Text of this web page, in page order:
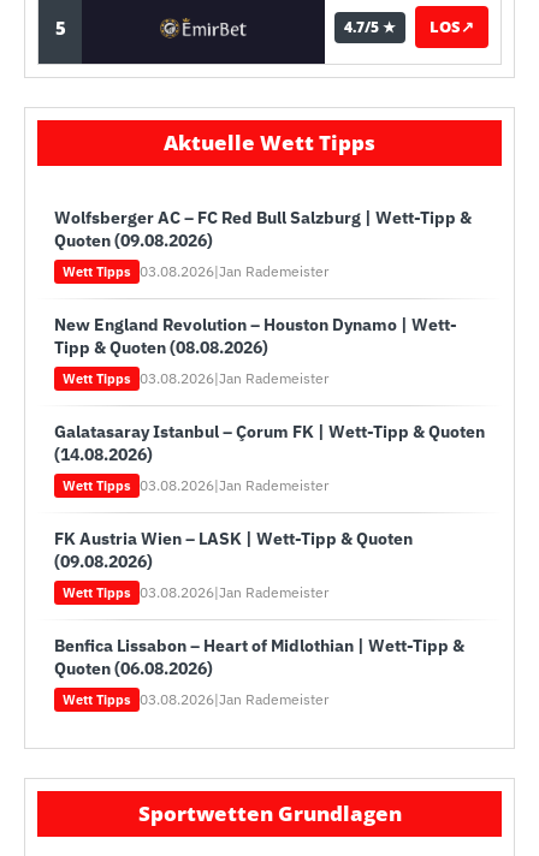
5 4.7/5 ★ LOS↗
Aktuelle Wett Tipps
Wolfsberger AC – FC Red Bull Salzburg | Wett-Tipp &
Quoten (09.08.2026)
Wett Tipps 03.08.2026|Jan Rademeister
New England Revolution – Houston Dynamo | Wett-
Tipp & Quoten (08.08.2026)
Wett Tipps 03.08.2026|Jan Rademeister
Galatasaray Istanbul – Çorum FK | Wett-Tipp & Quoten
(14.08.2026)
Wett Tipps 03.08.2026|Jan Rademeister
FK Austria Wien – LASK | Wett-Tipp & Quoten
(09.08.2026)
Wett Tipps 03.08.2026|Jan Rademeister
Benfica Lissabon – Heart of Midlothian | Wett-Tipp &
Quoten (06.08.2026)
Wett Tipps 03.08.2026|Jan Rademeister
Sportwetten Grundlagen